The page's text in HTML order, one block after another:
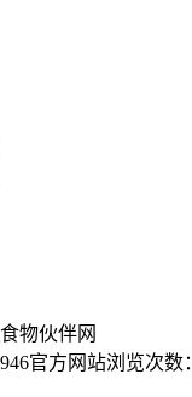
物伙伴网
官方网站浏览次数：